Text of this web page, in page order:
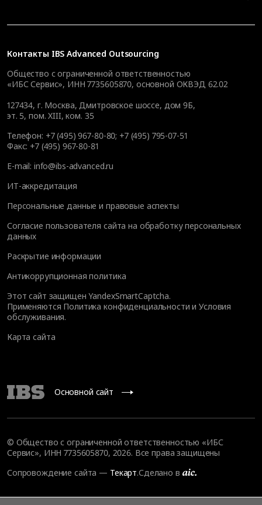
Контакты IBS Advanced Outsourcing
Общество с ограниченной ответственностью
«ИБС Сервис», ИНН 7735605870, основной ОКВЭД 62.02
127434, г. Москва, Дмитровское шоссе, дом 9Б,
эт. 5, пом. XIII, ком. 35
Телефон: +7 (495) 967-80-80; +7 (495) 795-07-51
Факс: +7 (495) 967-80-81
E-mail: info@ibs-advanced.ru
ИТ-аккредитация
Персональные данные и правовые аспекты
Согласие пользователя сайта на обработку персональных
данных
Раскрытие информации
Антикоррупционная политика
Этот сайт защищен YandexSmartCaptcha.
Применяются Политика конфиденциальности иУсловия
обслуживания.
Карта сайта
Основной сайт
© Общество с ограниченной ответственностью «ИБС
Сервис», ИНН 7735605870, 2026. Все права защищены
Сопровождение сайта — Текарт.Сделано в